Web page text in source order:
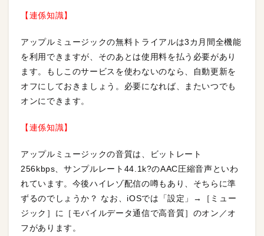
【連係知識】
アップルミュージックの無料トライアルは3カ月間全機能
を利用できますが、そのあとは使用料を払う必要があり
ます。もしこのサービスを使わないのなら、自動更新を
オフにしておきましょう。必要になれば、またいつでも
オンにできます。
【連係知識】
アップルミュージックの音質は、ビットレート
256kbps、サンプルレート44.1k?のAAC圧縮音声といわ
れています。今後ハイレゾ配信の噂もあり、そちらに準
ずるのでしょうか？ なお、iOSでは「設定」→［ミュー
ジック］に［モバイルデータ通信で高音質］のオン／オ
フがあります。